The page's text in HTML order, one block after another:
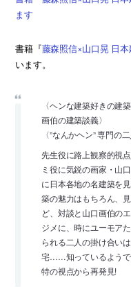
ます
書籍『藤森照信×山口晃 日
います。
〈ヘンな建築好きの建
画伯の建築談義〉
〈”なんかヘン” 専門
先生役に路上観察的視
ミ役に気鋭の画家・山
に日本各地の名建築を
築の魅力はもちろん、
ど、対談と山口画伯の
ジメに、時にユーモア
られる二人の掛け合い
宅……知っているようで
特の視点から再発見!